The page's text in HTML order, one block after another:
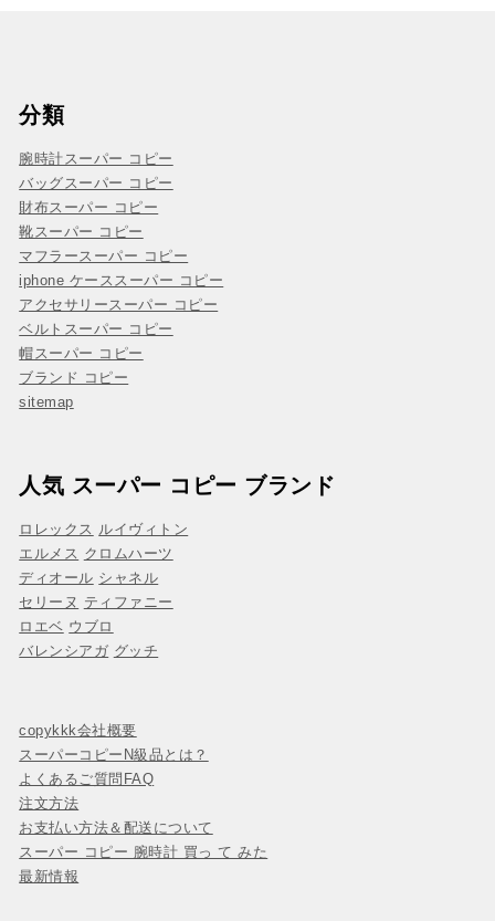
分類
腕時計スーパー コピー
バッグスーパー コピー
財布スーパー コピー
靴スーパー コピー
マフラースーパー コピー
iphone ケーススーパー コピー
アクセサリースーパー コピー
ベルトスーパー コピー
帽スーパー コピー
ブランド コピー
sitemap
人気 スーパー コピー ブランド
ロレックス ルイヴィトン
エルメス クロムハーツ
ディオール シャネル
セリーヌ ティファニー
ロエベ ウブロ
バレンシアガ グッチ
copykkk会社概要
スーパーコピーN級品とは？
よくあるご質問FAQ
注文方法
お支払い方法＆配送について
スーパー コピー 腕時計 買っ て みた
最新情報